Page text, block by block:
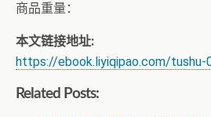
商品重量：
本文链接地址:
https://ebook.liyiqipao.com/tushu-
Related Posts: